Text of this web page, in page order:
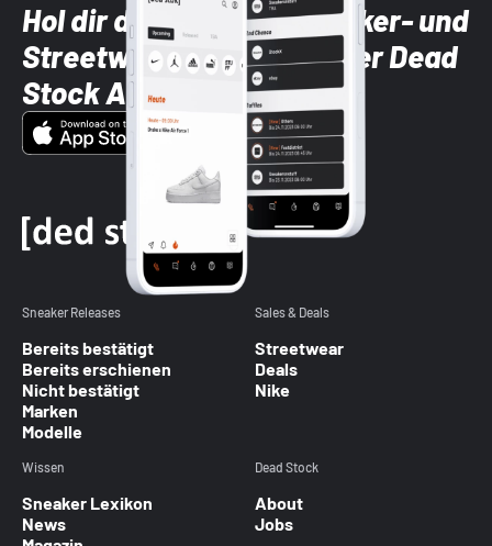
Hol dir die neuesten Sneaker- und
Streetwear-Brands mit der Dead
Stock App
Sneaker Releases
Bereits bestätigt
Bereits erschienen
Nicht bestätigt
Marken
Modelle
Sales & Deals
Streetwear
Deals
Nike
Wissen
Sneaker Lexikon
News
Dead Stock
About
Jobs